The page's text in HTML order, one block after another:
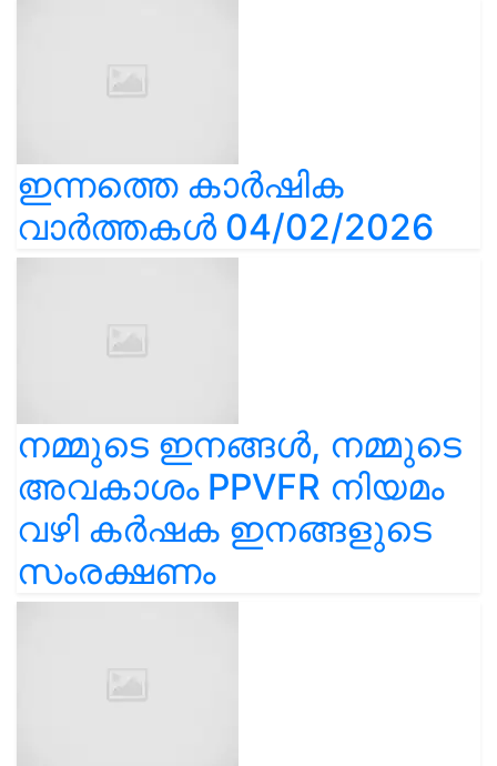
ഇന്നത്തെ കാർഷിക
വാർത്തകൾ 04/02/2026
നമ്മുടെ ഇനങ്ങൾ, നമ്മുടെ
അവകാശം PPVFR നിയമം
വഴി കർഷക ഇനങ്ങളുടെ
സംരക്ഷണം